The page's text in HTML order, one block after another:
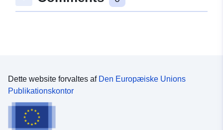
48.419237 ], [ 9.8149673,
Svarer til:
Ressource:
uriRef:
Dette website forvaltes af Den Europæiske Unions
Publikationskontor